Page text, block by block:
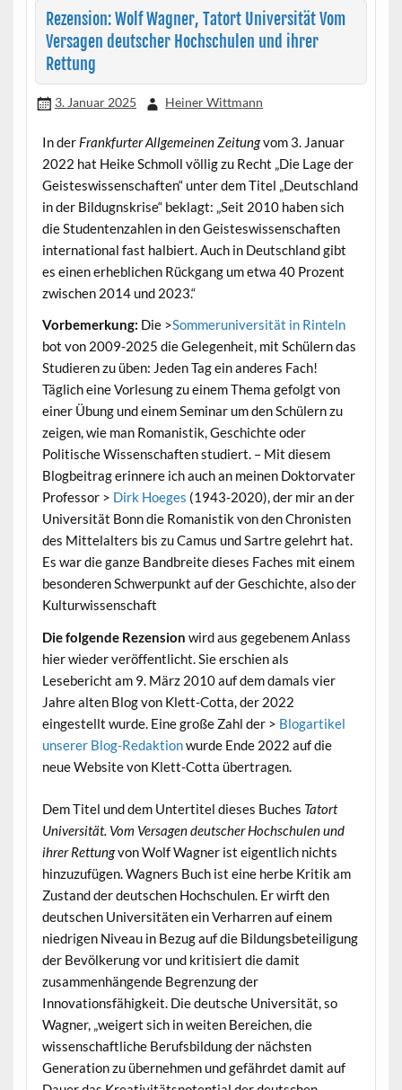
Rezension: Wolf Wagner, Tatort Universität Vom
Versagen deutscher Hochschulen und ihrer
Rettung
3. Januar 2025 Heiner Wittmann
In der Frankfurter Allgemeinen Zeitungvom 3. Januar
2022 hat Heike Schmoll völlig zu Recht „Die Lage der
Geisteswissenschaften“ unter dem Titel „Deutschland
in der Bildugnskrise“ beklagt: „Seit 2010 haben sich
die Studentenzahlen in den Geisteswissenschaften
international fast halbiert. Auch in Deutschland gibt
es einen erheblichen Rückgang um etwa 40 Prozent
zwischen 2014 und 2023.“
Vorbemerkung: Die >Sommeruniversität in Rinteln
bot von 2009-2025 die Gelegenheit, mit Schülern das
Studieren zu üben: Jeden Tag ein anderes Fach!
Täglich eine Vorlesung zu einem Thema gefolgt von
einer Übung und einem Seminar um den Schülern zu
zeigen, wie man Romanistik, Geschichte oder
Politische Wissenschaften studiert. – Mit diesem
Blogbeitrag erinnere ich auch an meinen Doktorvater
Professor > Dirk Hoeges (1943-2020), der mir an der
Universität Bonn die Romanistik von den Chronisten
des Mittelalters bis zu Camus und Sartre gelehrt hat.
Es war die ganze Bandbreite dieses Faches mit einem
besonderen Schwerpunkt auf der Geschichte, also der
Kulturwissenschaft
Die folgende Rezension wird aus gegebenem Anlass
hier wieder veröffentlicht. Sie erschien als
Lesebericht am 9. März 2010 auf dem damals vier
Jahre alten Blog von Klett-Cotta, der 2022
eingestellt wurde. Eine große Zahl der > Blogartikel
unserer Blog-Redaktionwurde Ende 2022 auf die
neue Website von Klett-Cotta übertragen.
Dem Titel und dem Untertitel dieses Buches Tatort
Universität. Vom Versagen deutscher Hochschulen und
ihrer Rettungvon Wolf Wagner ist eigentlich nichts
hinzuzufügen. Wagners Buch ist eine herbe Kritik am
Zustand der deutschen Hochschulen. Er wirft den
deutschen Universitäten ein Verharren auf einem
niedrigen Niveau in Bezug auf die Bildungsbeteiligung
der Bevölkerung vor und kritisiert die damit
zusammenhängende Begrenzung der
Innovationsfähigkeit. Die deutsche Universität, so
Wagner, „weigert sich in weiten Bereichen, die
wissenschaftliche Berufsbildung der nächsten
Generation zu übernehmen und gefährdet damit auf